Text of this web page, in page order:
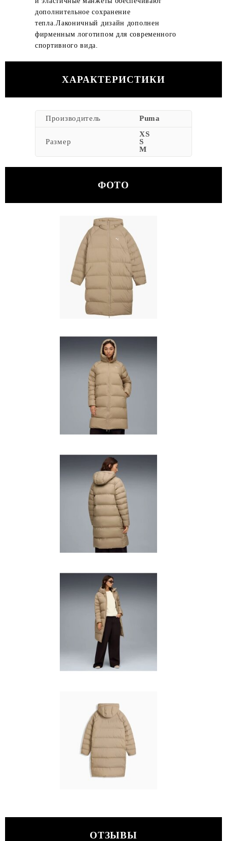
дополнительное сохранение
тепла.Лаконичный дизайн дополнен
фирменным логотипом для современного
спортивного вида.
ХАРАКТЕРИСТИКИ
Производитель Puma
Размер
XS
S
M
ФОТО
ОТЗЫВЫ